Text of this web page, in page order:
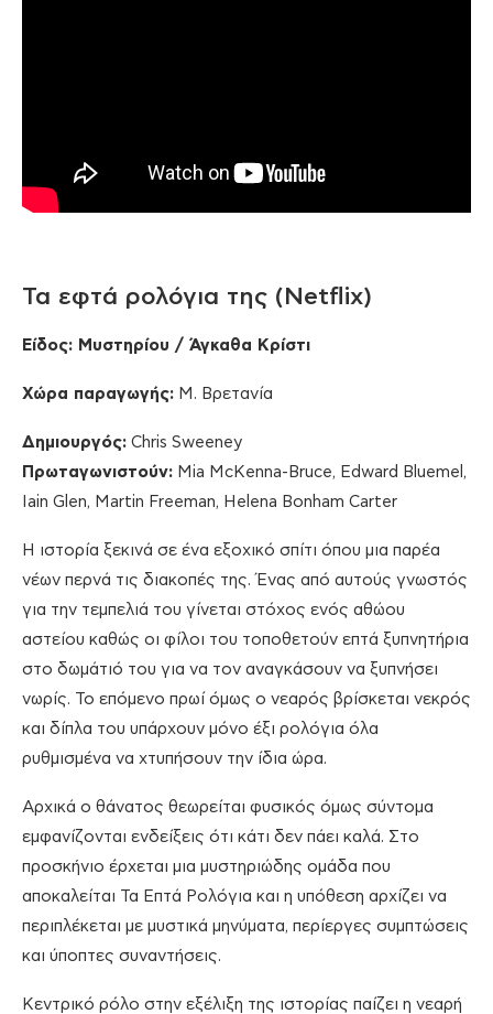
Τα εφτά ρολόγια της (Netflix)
Είδος: Μυστηρίου / Άγκαθα Κρίστι
Χώρα παραγωγής: Μ. Βρετανία
Δημιουργός: Chris Sweeney
Πρωταγωνιστούν: Mia McKenna-Bruce, Edward Bluemel,
Iain Glen, Martin Freeman, Helena Bonham Carter
Η ιστορία ξεκινά σε ένα εξοχικό σπίτι όπου μια παρέα
νέων περνά τις διακοπές της. Ένας από αυτούς γνωστός
για την τεμπελιά του γίνεται στόχος ενός αθώου
αστείου καθώς οι φίλοι του τοποθετούν επτά ξυπνητήρια
στο δωμάτιό του για να τον αναγκάσουν να ξυπνήσει
νωρίς. Το επόμενο πρωί όμως ο νεαρός βρίσκεται νεκρός
και δίπλα του υπάρχουν μόνο έξι ρολόγια όλα
ρυθμισμένα να χτυπήσουν την ίδια ώρα.
Αρχικά ο θάνατος θεωρείται φυσικός όμως σύντομα
εμφανίζονται ενδείξεις ότι κάτι δεν πάει καλά. Στο
προσκήνιο έρχεται μια μυστηριώδης ομάδα που
αποκαλείται Τα Επτά Ρολόγια και η υπόθεση αρχίζει να
περιπλέκεται με μυστικά μηνύματα, περίεργες συμπτώσεις
και ύποπτες συναντήσεις.
Κεντρικό ρόλο στην εξέλιξη της ιστορίας παίζει η νεαρή